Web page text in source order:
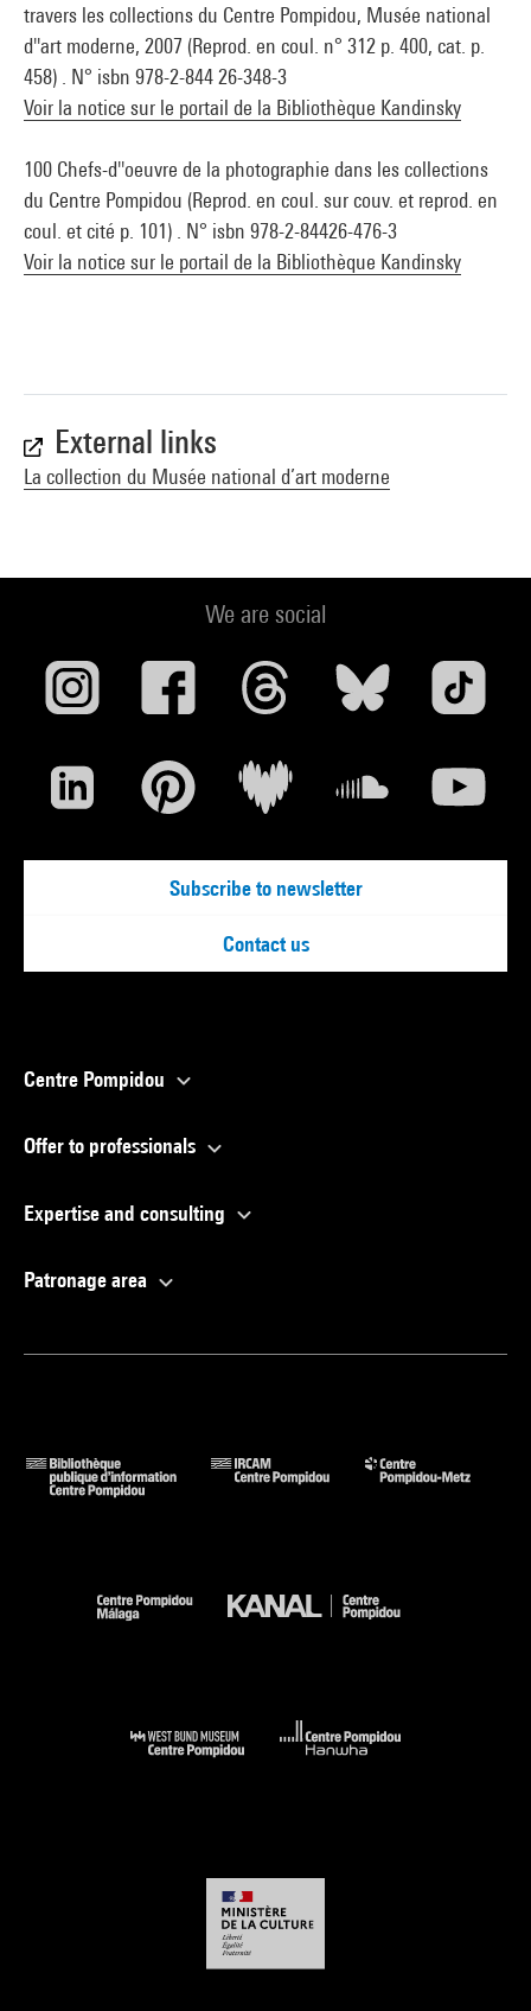
travers les collections du Centre Pompidou, Musée national
d''art moderne, 2007 (Reprod. en coul. n° 312 p. 400, cat. p.
458) . N° isbn 978-2-844 26-348-3
Voir la notice sur le portail de la Bibliothèque Kandinsky
100 Chefs-d''oeuvre de la photographie dans les collections
du Centre Pompidou (Reprod. en coul. sur couv. et reprod. en
coul. et cité p. 101) . N° isbn 978-2-84426-476-3
Voir la notice sur le portail de la Bibliothèque Kandinsky
External links
La collection du Musée national d’art moderne
We are social
Subscribe to newsletter
Contact us
Centre Pompidou
Offer to professionals
Expertise and consulting
Patronage area